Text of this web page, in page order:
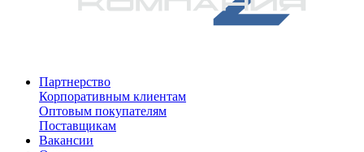
Партнерство
Корпоративным клиентам
Оптовым покупателям
Поставщикам
Вакансии